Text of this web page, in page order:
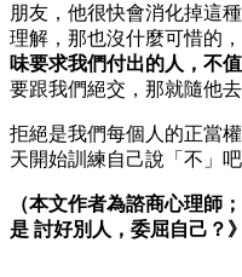
朋友，他很快會消化掉這
理解，那也沒什麼可惜的，
味要求我們付出的人，不
要跟我們絕交，那就隨他
拒絕是我們每個人的正當
天開始訓練自己說「不」吧
（本文作者為諮商心理師
是 討好別人，委屈自己？